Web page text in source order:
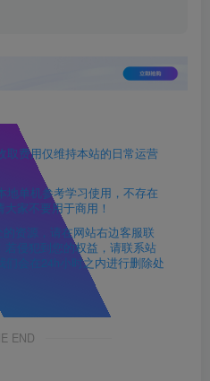
取费用仅维持本站的日常运营
地单机参考学习使用，不存在
家不要用于商用！
资源，请在网站右边客服联
侵犯到您的权益，请联系站
们会在24h小时之内进行删除处
END